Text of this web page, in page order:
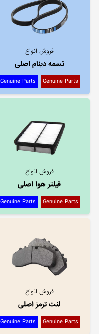
فروش انواع
تسمه دینام اصلی
Genuine Parts
Genuine Parts
فروش انواع
فیلتر هوا اصلی
Genuine Parts
Genuine Parts
فروش انواع
لنت ترمز اصلی
Genuine Parts
Genuine Parts